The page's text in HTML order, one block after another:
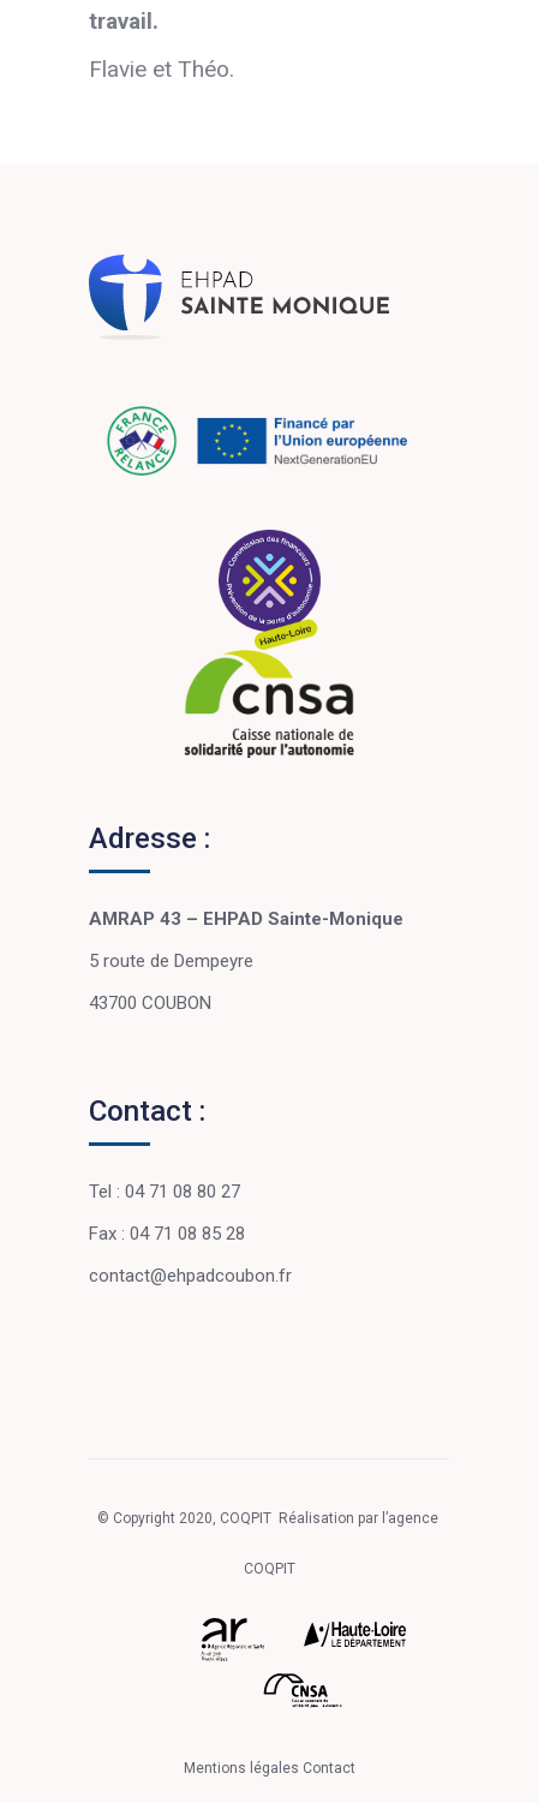
travail.
Flavie et Théo.
Adresse :
AMRAP 43 – EHPAD Sainte-Monique
5 route de Dempeyre
43700 COUBON
Contact :
Tel : 04 71 08 80 27
Fax : 04 71 08 85 28
contact@ehpadcoubon.fr
© Copyright 2020, COQPIT Réalisation par l’agence
COQPIT
Mentions légales Contact